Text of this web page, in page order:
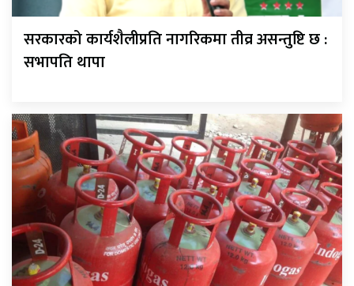
सरकारको कार्यशैलीप्रति नागरिकमा तीव्र असन्तुष्टि छ :
सभापति थापा